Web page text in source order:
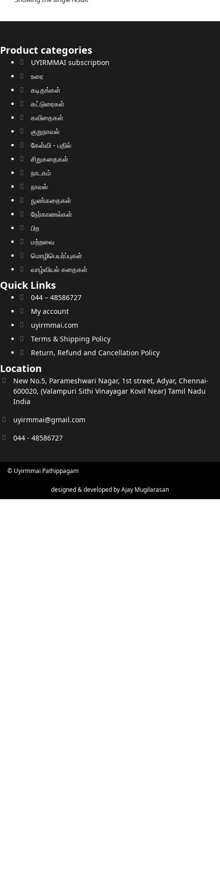
Product categories
UYIRMMAI subscription
உரை
கடிதங்கள்
கட்டுரைகள்
கவிதைகள்
குறுநாவல்
கேள்வி - பதில்
சிறுகதைகள்
நாடகம்
நாவல்
நுண்கதைகள்
நேர்காணல்கள்
பிற
மற்றவை
மொழிபெயர்ப்புகள்
வாழ்வியல் கதைகள்
Quick Links
044 – 48586727
My account
uyirmmai.com
Terms & Shipping Policy
Return, Refund and Cancellation Policy
Location
New No.5, Parameshwari Nagar, 1st street, Adyar, Chennai-
600020, (Valampuri Sithi Vinayagar Kovil Near) Tamil Nadu
India
uyirmmai@gmail.com
044 - 48586727
© Uyirmmai Pathippagam
designed & developed byAjay Mugilarasan